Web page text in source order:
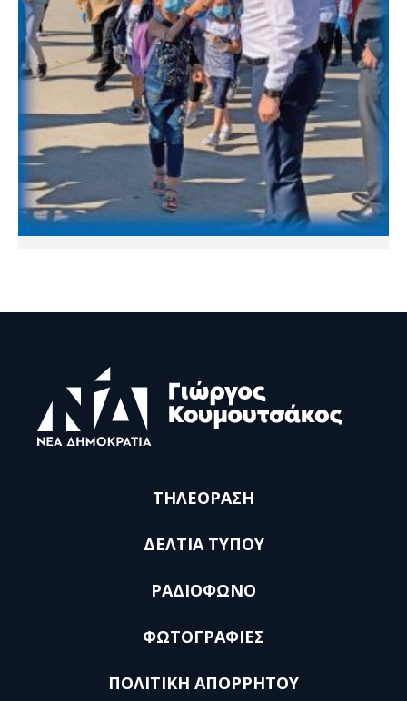
ΤΗΛΕΟΡΑΣΗ
ΔΕΛΤΙΑ ΤΥΠΟΥ
ΡΑΔΙΟΦΩΝΟ
ΦΩΤΟΓΡΑΦΙΕΣ
ΠΟΛΙΤΙΚΗ ΑΠΟΡΡΗΤΟΥ